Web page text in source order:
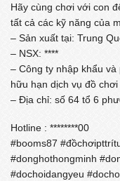
Hãy cùng chơi với con
tất cả các kỹ năng của
– Sản xuất tại: Trung
– NSX: ****
– Công ty nhập khẩu
hữu hạn dịch vụ đồ
– Địa chỉ: số 64 tổ 6
Hotline : ********00
#booms87
#donghothongminh
#dochoidangyeu